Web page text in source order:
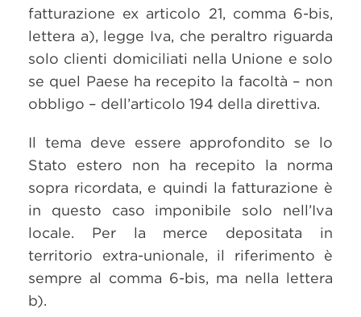
fatturazione ex articolo 21, comma 6-bis,
lettera a), legge Iva, che peraltro riguarda
solo clienti domiciliati nella Unione e solo
se quel Paese ha recepito la facoltà – non
obbligo – dell’articolo 194 della direttiva.
Il tema deve essere approfondito se lo
Stato estero non ha recepito la norma
sopra ricordata, e quindi la fatturazione è
in questo caso imponibile solo nell’Iva
locale. Per la merce depositata in
territorio extra-unionale, il riferimento è
sempre al comma 6-bis, ma nella lettera
b).